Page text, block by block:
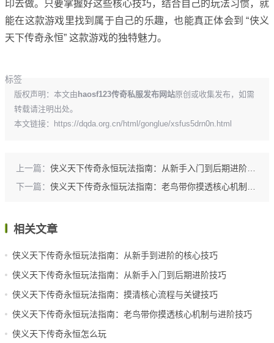
印去做。只要掌握好这些核心技巧，结合自己的玩法习惯，就
能在这款游戏里找到属于自己的乐趣，也能真正体会到 “侠义
天下传奇永恒” 这款游戏的独特魅力。
标签
版权声明：本文由 haosf123传奇私服发布网站原创或收集发布，如需
转载请注明出处。
本文链接：
https://dqda.org.cn/html/gonglue/xsfus5drn0n.html
上一篇： 侠义天下传奇永恒玩法指南：从新手入门到后期进阶技巧
下一篇： 侠义天下传奇永恒玩法指南：老鸟带你摸透核心机制与进阶技巧
相关文章
侠义天下传奇永恒玩法指南：从新手到进阶的核心技巧
侠义天下传奇永恒玩法指南：从新手入门到后期进阶技巧
侠义天下传奇永恒玩法指南：摸清核心流程与关键技巧
侠义天下传奇永恒玩法指南：老鸟带你摸透核心机制与进阶技巧
侠义天下传奇永恒怎么玩